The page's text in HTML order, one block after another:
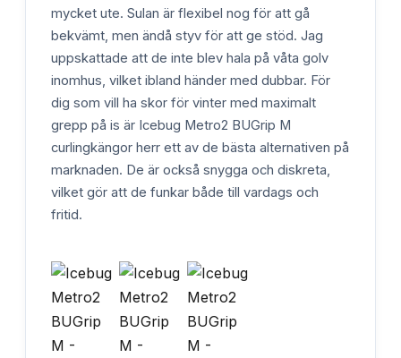
mycket ute. Sulan är flexibel nog för att gå
bekvämt, men ändå styv för att ge stöd. Jag
uppskattade att de inte blev hala på våta golv
inomhus, vilket ibland händer med dubbar. För
dig som vill ha skor för vinter med maximalt
grepp på is är Icebug Metro2 BUGrip M
curlingkängor herr ett av de bästa alternativen på
marknaden. De är också snygga och diskreta,
vilket gör att de funkar både till vardags och
fritid.